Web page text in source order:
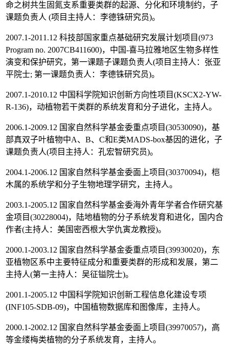
命之树共生固氮支系重要类群的起源、分化和环境制约，子
课题负责人 (项目主持人：李德铢研究员)。
2007.1-2011.12 科技部国家重点基础研究发展计划项目(973
Program no. 2007CB411600)，中国-喜马拉雅地区生物多样性
演变和保护研究，第一课题子课题负责人(项目主持人：张亚
平院士; 第一课题负责人：李德铢研究员)。
2007.1-2010.12 中国科学院知识创新方向性项目(KSCX2-YW-
R-136)，动植物若干类群的系统发育和分子进化，主持人。
2006.1-2009.12 国家自然科学基金委重点项目(30530090)，基
部真双子叶植物中A、B、C和E类MADS-box基因的进化，子
课题负责人(项目主持人：孔宏智研究员)。
2004.1-2006.12 国家自然科学基金委面上项目(30370094)，桤
木属的系统学和分子生物地理学研究，主持人。
2003.1-2005.12 国家自然科学基金委海外青年学者合作研究基
金项目(30228004)，陆地植物的分子系统发育和进化，国内合
作者(主持人：美国密西根大学仇寅龙教授)。
2000.1-2003.12 国家自然科学基金委重点项目(39930020)，东
亚植物区系中主要特征成分和重要类群的形成和发展，第二
主持人(第一主持人：吴征镒院士)。
2001.1-2005.12 中国科学院知识创新工程信息化建设专项
(INF105-SDB-09)，中国植物数据库和图像库，主持人。
2000.1-2002.12 国家自然科学基金委面上项目(39970057)，高
等金缕梅类植物的分子系统发育，主持人。